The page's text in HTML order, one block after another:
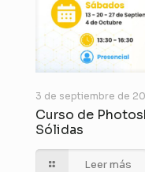
3 de septiembre de
Curso de
Sólidas
Leer más